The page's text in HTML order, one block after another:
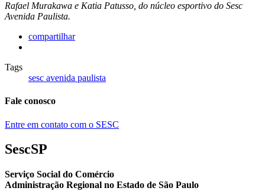
Rafael Murakawa e Katia Patusso, do núcleo esportivo do Sesc
Avenida Paulista.
compartilhar
Tags
sesc avenida paulista
Fale conosco
Entre em contato com o SESC
SescSP
Serviço Social do Comércio
Administração Regional no Estado de São Paulo